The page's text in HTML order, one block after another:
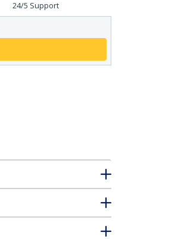
24/5 Support